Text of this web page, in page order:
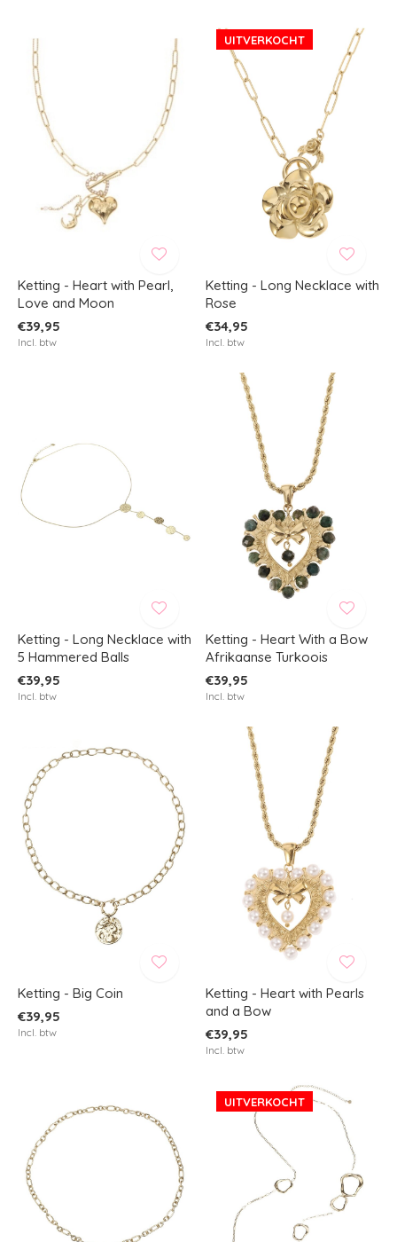
Ketting - Heart with Pearl,
Love and Moon
€39,95
Incl. btw
UITVERKOCHT
Ketting - Long Necklace with
Rose
€34,95
Incl. btw
Ketting - Long Necklace with
5 Hammered Balls
€39,95
Incl. btw
Ketting - Heart With a Bow
Afrikaanse Turkoois
€39,95
Incl. btw
Ketting - Big Coin
€39,95
Incl. btw
Ketting - Heart with Pearls
and a Bow
€39,95
Incl. btw
UITVERKOCHT